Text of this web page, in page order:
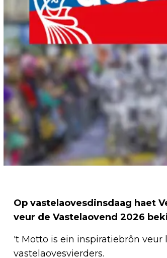
Op vastelaovesdinsdaag haet
veur de Vastelaovend 2026
't Motto is ein inspiratiebrôn veur
vastelaovesvierders.